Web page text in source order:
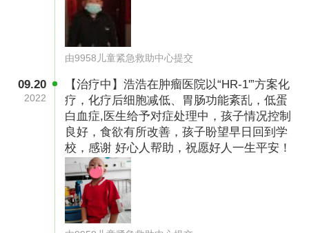
2020年腊月二十八，经过漫长三年的化疗，浩浩
病情趋于稳定，一家人终于可以一起过个团圆
年。都说五年内不复发就算是‘脱白’，我每一天都
在祈祷浩浩可以平平安安熬过这五年，希望上天
可以眷顾我们。但是好景不长，2021年11月19
由9958儿童紧急救助中心提交
09.20
2022
【治疗中】浩浩在肿瘤医院以“HR-1'”方案化
疗，化疗后细胞减低、胃肠功能紊乱，低蛋
白血症,医生给予对症处理中，孩子情况控制
良好，食欲有所改善，孩子盼望早日回到学
校，感谢 好心人帮助，祝愿好人一生平安！